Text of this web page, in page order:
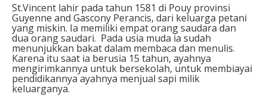
St.Vincent lahir pada tahun 1581 di Pouy provinsi
Guyenne and Gascony Perancis, dari keluarga petani
yang miskin. Ia memiliki empat orang saudara dan
dua orang saudari. Pada usia muda ia sudah
menunjukkan bakat dalam membaca dan menulis.
Karena itu saat ia berusia 15 tahun, ayahnya
mengirimkannya untuk bersekolah, untuk membiayai
pendidikannya ayahnya menjual sapi milik
keluarganya.